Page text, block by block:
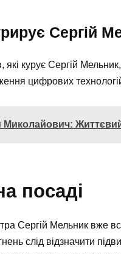
Сергій
курує Сергій
цифрових
Миколайович:
посаді
Сергій Мельник вже
слід відзначити